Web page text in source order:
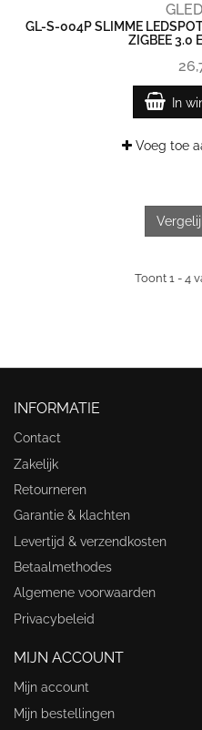
GL-S-004P SLIMME
ZIGBEE 3.0
In
Voeg toe
Toont 1 - 4
INFORMATIE
Contact
Zakelijk
Retourneren
Garantie & klachten
Levertijd & verzendkosten
Betaalmethodes
Algemene voorwaarden
Privacybeleid
MIJN ACCOUNT
Mijn account
Mijn bestellingen